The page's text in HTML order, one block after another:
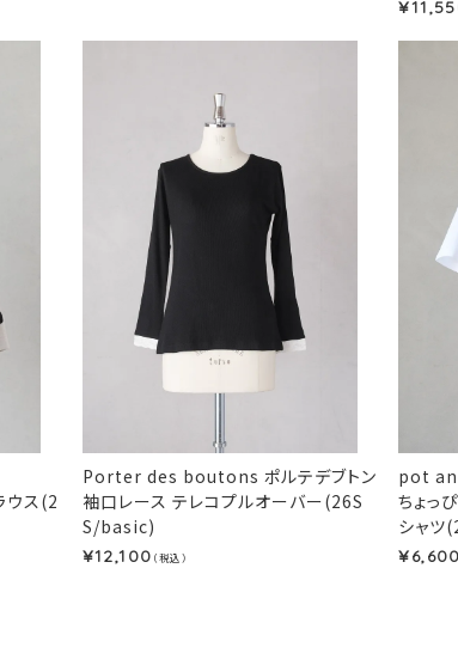
¥
ウス(2
Porter des boutons ポルテデブトン
袖口レース テレコプルオーバー(26S
S/basic)
¥12,100 （税込）
pot
ちょっ
シャツ
¥ 6,600